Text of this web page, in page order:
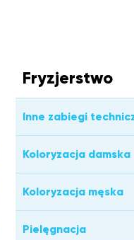
Fryzjerstwo
Inne zabiegi
Koloryzacja damska
Koloryzacja męska
Pielęgnacja